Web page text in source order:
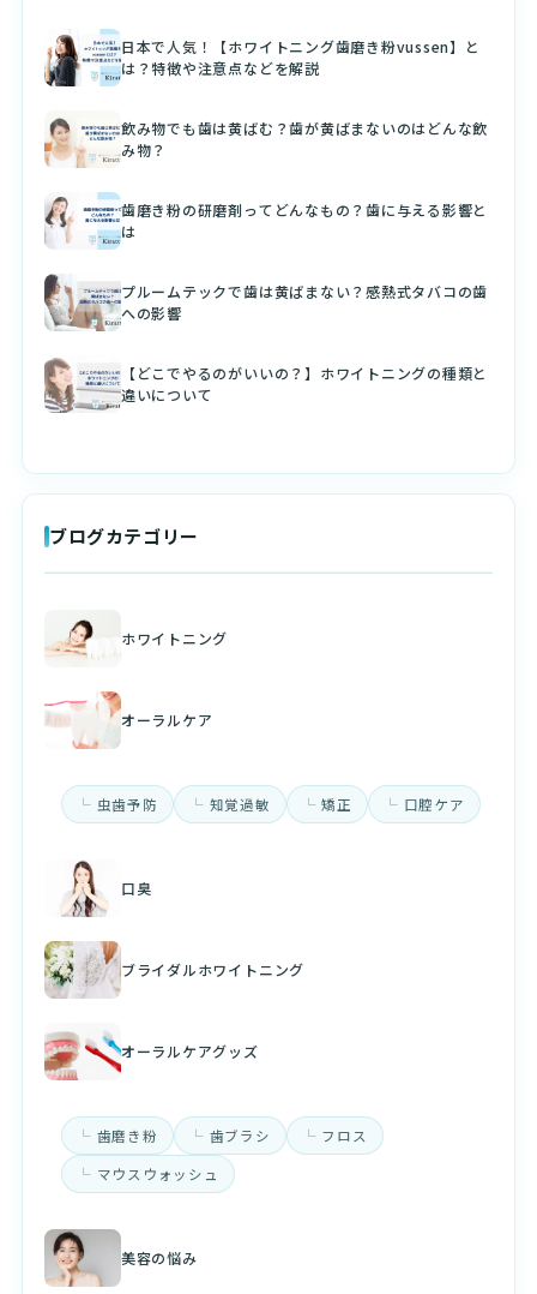
日本で人気！【ホワイトニング歯磨き粉vussen】と
は？特徴や注意点などを解説
飲み物でも歯は黄ばむ？歯が黄ばまないのはどんな飲
み物？
歯磨き粉の研磨剤ってどんなもの？歯に与える影響と
は
プルームテックで歯は黄ばまない？感熱式タバコの歯
への影響
【どこでやるのがいいの？】ホワイトニングの種類と
違いについて
ブログカテゴリー
ホワイトニング
オーラルケア
虫歯予防 知覚過敏 矯正 口腔ケア
口臭
ブライダルホワイトニング
オーラルケアグッズ
歯磨き粉 歯ブラシ
フロス
マウスウォッシュ
美容の悩み